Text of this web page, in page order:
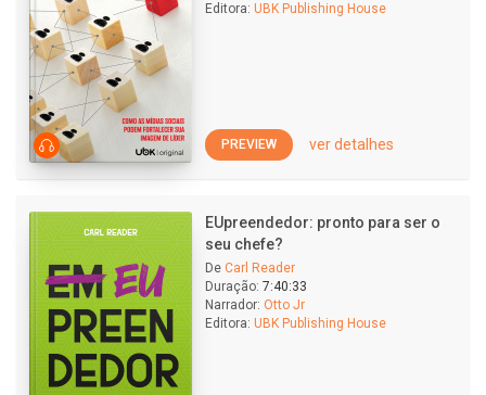
Editora: UBK Publishing House
PREVIEW ver detalhes
EUpreendedor: pronto para ser o
seu chefe?
De Carl Reader
Duração: 7:40:33
Narrador: Otto Jr
Editora: UBK Publishing House